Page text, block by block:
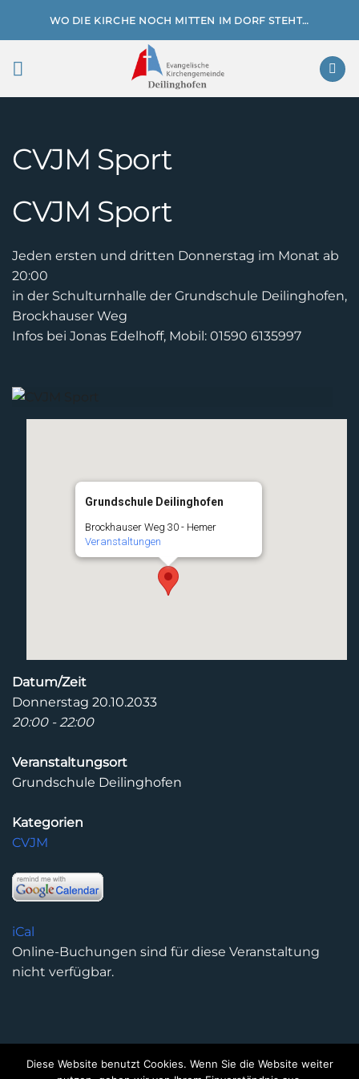
WO DIE KIRCHE NOCH MITTEN IM DORF STEHT…
CVJM Sport
CVJM Sport
Jeden ersten und dritten Donnerstag im Monat ab
20:00
in der Schulturnhalle der Grundschule Deilinghofen,
Brockhauser Weg
Infos bei Jonas Edelhoff, Mobil: 01590 6135997
Grundschule Deilinghofen
Brockhauser Weg 30 - Hemer
Veranstaltungen
Datum/Zeit
Donnerstag 20.10.2033
20:00 - 22:00
Veranstaltungsort
Grundschule Deilinghofen
Kategorien
CVJM
iCal
Online-Buchungen sind für diese Veranstaltung
nicht verfügbar.
DATENSCHUTZERKLÄRUNG IMPRESSUM KONTAKT
Diese Website benutzt Cookies. Wenn Sie die Website weiter